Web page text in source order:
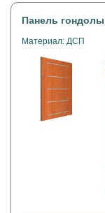
Панель гондолы
Материал: ДСП